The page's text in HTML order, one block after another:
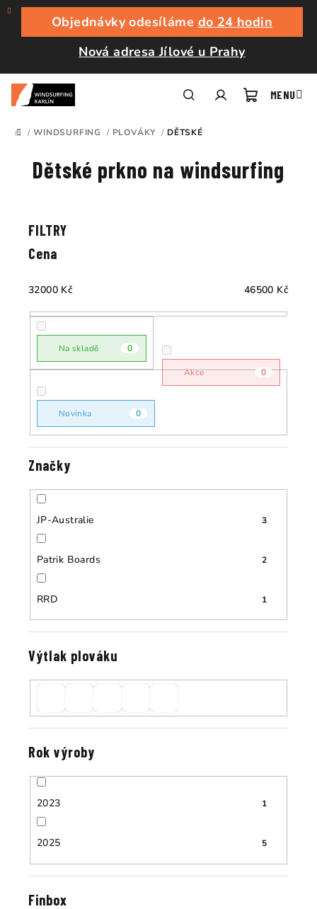
Přejít
obsah
Objednávky odesíláme do 24 hodin
Nová adresa Jílové u Prahy
košík
DOMŮ
/ WINDSURFING / PLOVÁKY / DĚTSKÉ
Dětské prkno na windsurfing
Ř
r
d
u
ů
Cena
32000 Kč 46500 Kč
Na skladě 0
Akce 0
Novinka 0
Značky
JP-Australie 3
Patrik Boards 2
RRD 1
Výtlak plováku
Rok výroby
2023 1
2025 5
Finbox